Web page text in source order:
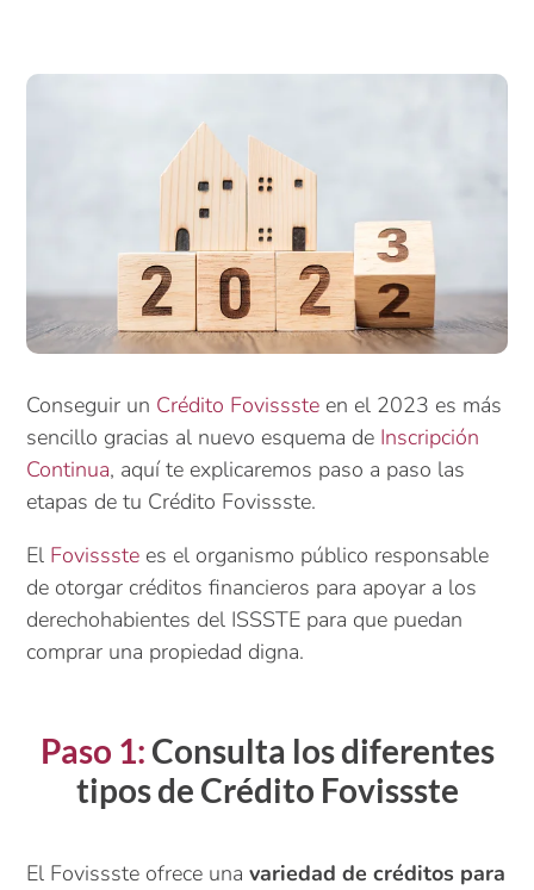
Conseguir un Crédito Fovissste en el 2023 es más
sencillo gracias al nuevo esquema de Inscripción
Continua, aquí te explicaremos paso a paso las
etapas de tu Crédito Fovissste.
El Fovissste es el organismo público responsable
de otorgar créditos financieros para apoyar a los
derechohabientes del ISSSTE para que puedan
comprar una propiedad digna.
Paso 1: Consulta los diferentes
tipos de Crédito Fovissste
El Fovissste ofrece unavariedad de créditos para